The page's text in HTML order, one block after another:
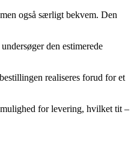
også særligt bekvem. Den
den estimerede
realiseres forud for et
for levering, hvilket tit –